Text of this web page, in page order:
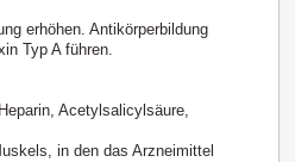
erhöhen. Antikörperbildung
Typ A führen.
Acetylsalicylsäure,
in den das Arzneimittel